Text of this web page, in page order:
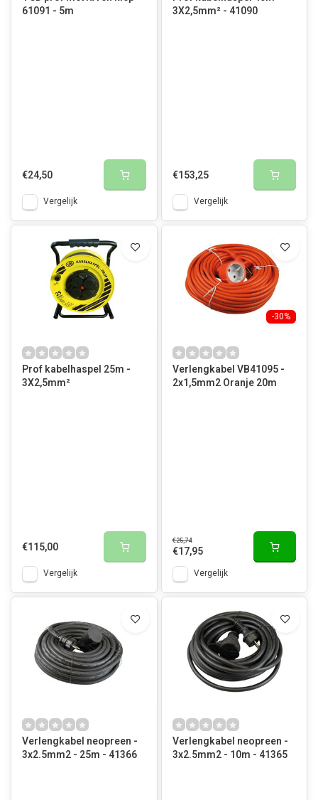
61091 - 5m
€24,50
Vergelijk
3X2,5mm² - 41090
€153,25
Vergelijk
Prof kabelhaspel 25m -
3X2,5mm²
€115,00
Vergelijk
-30%
Verlengkabel VB41095 -
2x1,5mm2 Oranje 20m
€25,74
€17,95
Vergelijk
Verlengkabel neopreen -
3x2.5mm2 - 25m - 41366
Verlengkabel neopreen -
3x2.5mm2 - 10m - 41365